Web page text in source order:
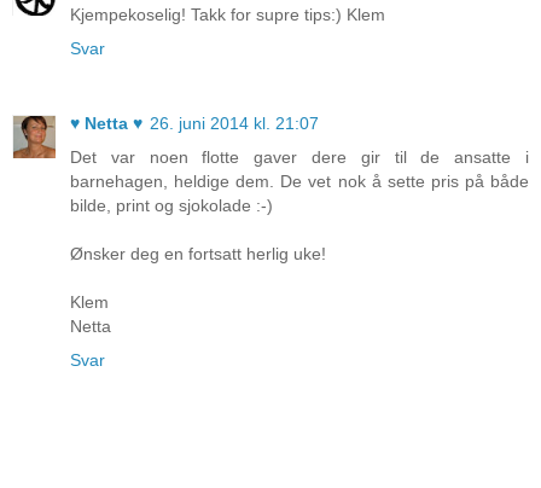
Kjempekoselig! Takk for supre tips:) Klem
Svar
♥ Netta ♥ 26. juni 2014 kl. 21:07
Det var noen flotte gaver dere gir til de ansatte i
barnehagen, heldige dem. De vet nok å sette pris på både
bilde, print og sjokolade :-)
Ønsker deg en fortsatt herlig uke!
Klem
Netta
Svar